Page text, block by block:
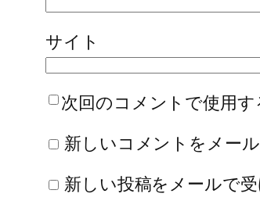
サイト
次回のコメントで使用
新しいコメントをメー
新しい投稿をメールで